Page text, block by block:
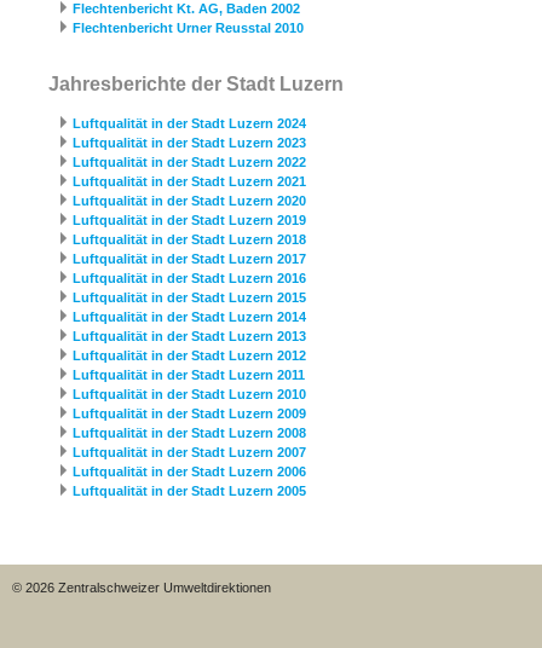
Flechtenbericht Kt. AG, Baden 2002
Flechtenbericht Urner Reusstal 2010
Jahresberichte der Stadt Luzern
Luftqualität in der Stadt Luzern 2024
Luftqualität in der Stadt Luzern 2023
Luftqualität in der Stadt Luzern 2022
Luftqualität in der Stadt Luzern 2021
Luftqualität in der Stadt Luzern 2020
Luftqualität in der Stadt Luzern 2019
Luftqualität in der Stadt Luzern 2018
Luftqualität in der Stadt Luzern 2017
Luftqualität in der Stadt Luzern 2016
Luftqualität in der Stadt Luzern 2015
Luftqualität in der Stadt Luzern 2014
Luftqualität in der Stadt Luzern 2013
Luftqualität in der Stadt Luzern 2012
Luftqualität in der Stadt Luzern 2011
Luftqualität in der Stadt Luzern 2010
Luftqualität in der Stadt Luzern 2009
Luftqualität in der Stadt Luzern 2008
Luftqualität in der Stadt Luzern 2007
Luftqualität in der Stadt Luzern 2006
Luftqualität in der Stadt Luzern 2005
© 2026 Zentralschweizer Umweltdirektionen